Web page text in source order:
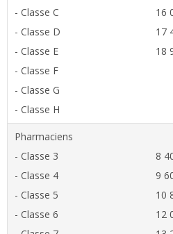
- Classe C
- Classe D
- Classe E
- Classe F
- Classe G
- Classe H
16
17
18
Pharmaciens
- Classe 3
- Classe 4
- Classe 5
- Classe 6
8
9
10
12